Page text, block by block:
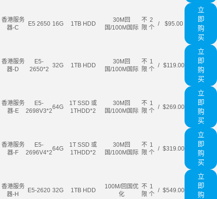
香港服务
器-C
E5 2650 16G 1TB HDD
30M回
国/100M国际
不
限
2
个
/ $95.00
立
即
购
买
香港服务
器-D
E5-
2650*2
32G 1TB HDD
30M回
国/100M国际
不
限
1
个
/ $119.00
立
即
购
买
香港服务
器-E
E5-
2698V3*2
64G
1T SSD 或
1THDD*2
30M回
国/100M国际
不
限
1
个
/ $269.00
立
即
购
买
香港服务
器-F
E5-
2696V4*2
64G
1T SSD 或
1THDD*2
30M回
国/100M国际
不
限
1
个
/ $319.00
立
即
购
买
香港服务
器-H
E5-2620 32G 1TB HDD
100M/回国优
化
不
限
1
个
/ $549.00
立
即
购